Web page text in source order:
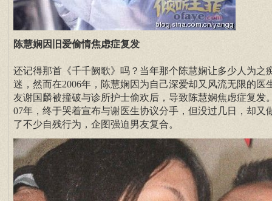
陈慧娴因旧爱偷情焦虑症复发
还记得那首《千千阙歌》吗？当年那个陈慧娴让多少人为之
迷，然而在2006年，陈慧娴因为自己深爱却又风流无限的医
友谢国麟被撞破与诊所护士偷欢后，导致陈慧娴焦虑症复发
07年，终于哭着宣布与谢医生协议分手，但没过几日，却又
了不少自残行为，企图强迫男友复合。